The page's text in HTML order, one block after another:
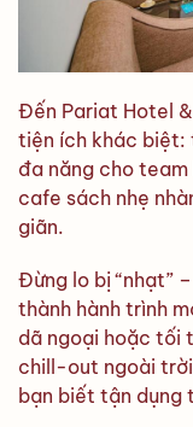
Đến Pariat Hotel
tiện ích khác biệt:
đa năng cho
cafe sách nhẹ
giãn.
Đừng lo bị “nhạt”
thành hành trình
dã ngoại hoặc tối
chill-out ngoài
bạn biết tận dụng